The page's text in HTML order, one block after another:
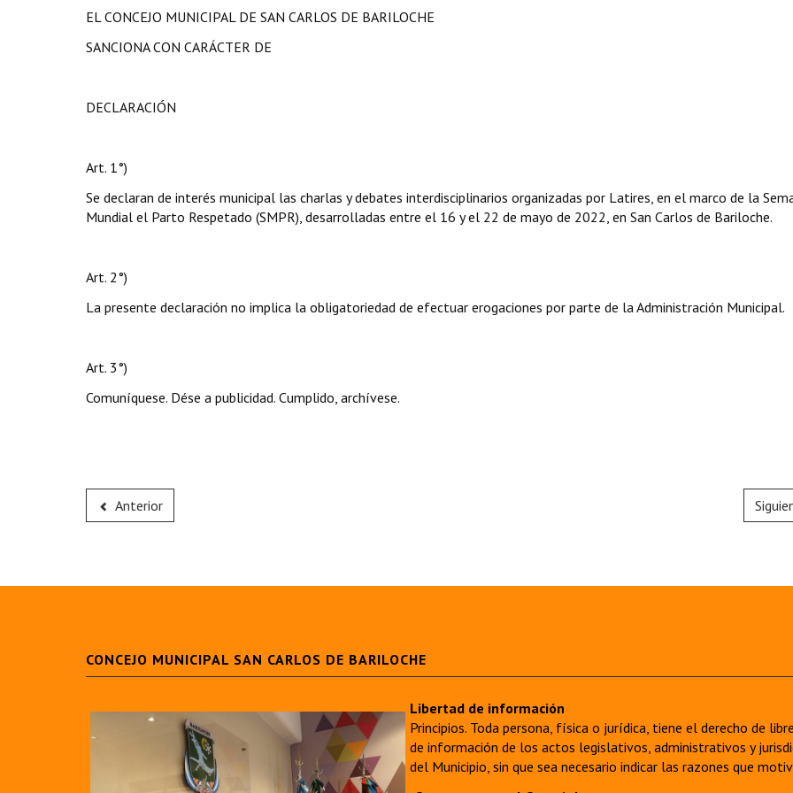
EL CONCEJO MUNICIPAL DE SAN CARLOS DE BARILOCHE
SANCIONA CON CARÁCTER DE
DECLARACIÓN
Art. 1°)
Se declaran de interés municipal las charlas y debates interdisciplinarios organizadas por Latires, en el marco de la
Mundial el Parto Respetado (SMPR), desarrolladas entre el 16 y el 22 de mayo de 2022, en San Carlos de Bariloche.
Art. 2°)
La presente declaración no implica la obligatoriedad de efectuar erogaciones por parte de la Administración Municipal.
Art. 3°)
Comuníquese. Dése a publicidad. Cumplido, archívese.
Anterior
CONCEJO MUNICIPAL SAN CARLOS DE BARILOCHE
Libertad de información
Principios. Toda persona, física o jurídica, tiene el derecho de
de información de los actos legislativos, administrativos y
del Municipio, sin que sea necesario indicar las razones que